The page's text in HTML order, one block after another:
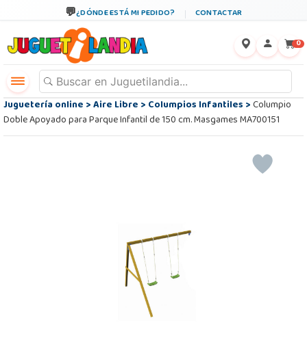
¿DÓNDE ESTÁ MI PEDIDO? CONTACTAR
0
Juguetería online>Aire Libre>Columpios Infantiles>Columpio
Doble Apoyado para Parque Infantil de 150 cm. Masgames MA700151